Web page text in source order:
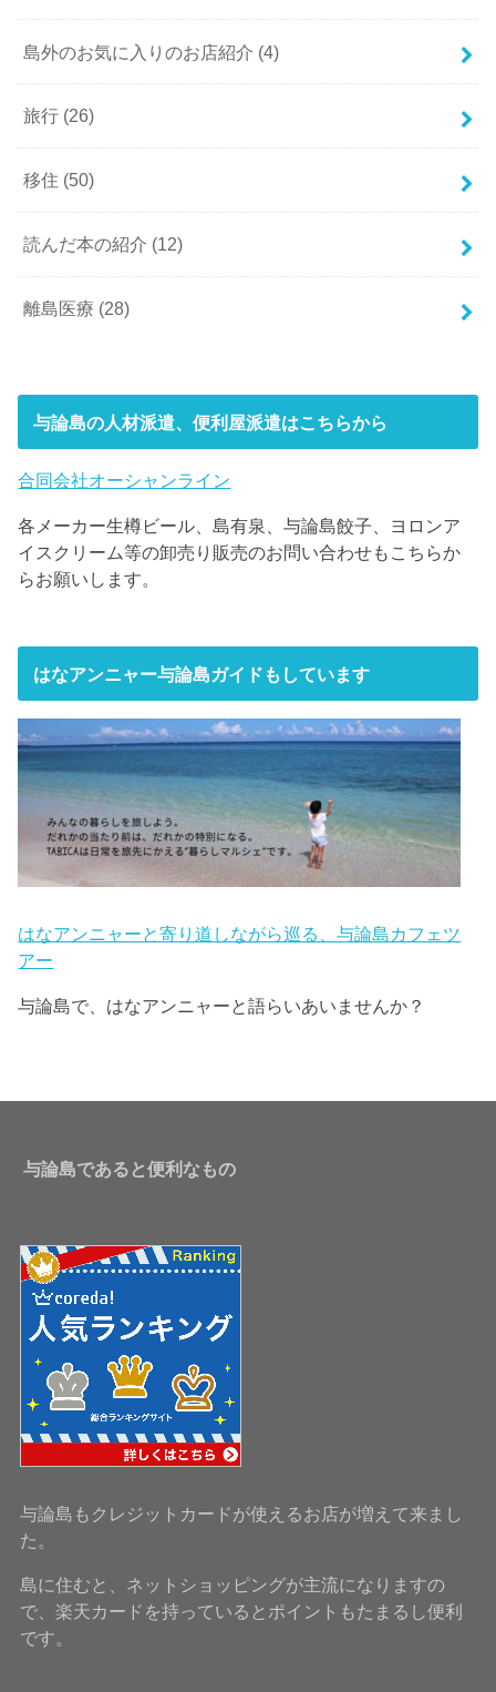
島外のお気に入りのお店紹介 (4)
旅行 (26)
移住 (50)
読んだ本の紹介 (12)
離島医療 (28)
与論島の人材派遣、便利屋派遣はこちらから
合同会社オーシャンライン
各メーカー生樽ビール、島有泉、与論島餃子、ヨロンア
イスクリーム等の卸売り販売のお問い合わせもこちらか
らお願いします。
はなアンニャー与論島ガイドもしています
はなアンニャーと寄り道しながら巡る、与論島カフェツ
アー
与論島で、はなアンニャーと語らいあいませんか？
与論島であると便利なもの
与論島もクレジットカードが使えるお店が増えて来まし
た。
島に住むと、ネットショッピングが主流になりますの
で、楽天カードを持っているとポイントもたまるし便利
です。